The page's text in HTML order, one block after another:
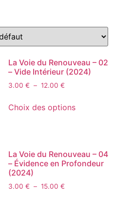
La Voie du Renouveau – 02
– Vide Intérieur (2024)
3.00 € – 12.00 €
Choix des options
La Voie du Renouveau – 04
– Évidence en Profondeur
(2024)
3.00 € – 15.00 €